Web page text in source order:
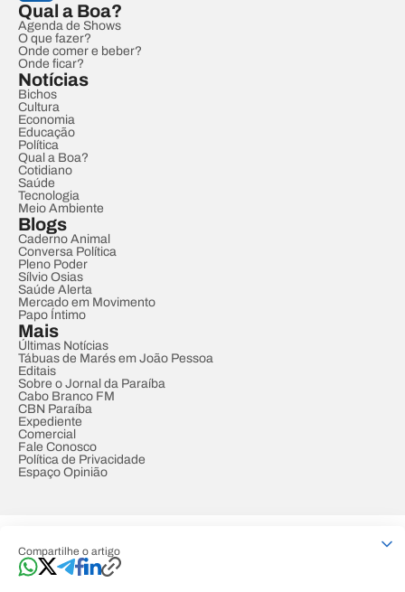
Compartilhe o artigo
Qual a Boa?
Agenda de Shows
O que fazer?
Onde comer e beber?
Onde ficar?
Notícias
Bichos
Cultura
Economia
Educação
Política
Qual a Boa?
Cotidiano
Saúde
Tecnologia
Meio Ambiente
Blogs
Caderno Animal
Conversa Política
Pleno Poder
Sílvio Osias
Saúde Alerta
Mercado em Movimento
Papo Íntimo
Mais
Últimas Notícias
Tábuas de Marés em João Pessoa
Editais
Sobre o Jornal da Paraíba
Cabo Branco FM
CBN Paraíba
Expediente
Comercial
Fale Conosco
Política de Privacidade
Espaço Opinião
Developed by Designed by